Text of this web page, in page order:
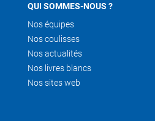
QUI SOMMES-NOUS ?
Nos équipes
Nos coulisses
Nos actualités
Nos livres blancs
Nos sites web